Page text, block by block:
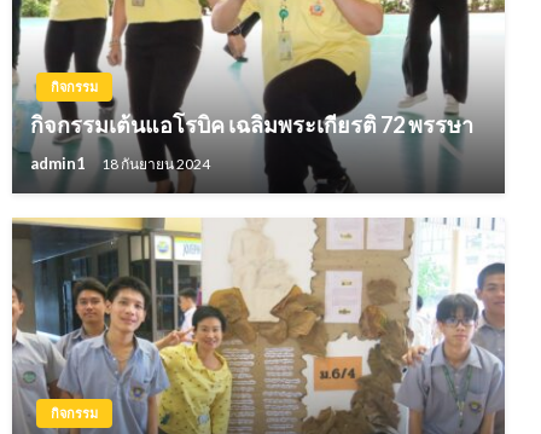
กิจกรรม
กิจกรรมเต้นแอโรบิค เฉลิมพระเกียรติ 72 พรรษา
admin1 18 กันยายน 2024
กิจกรรม